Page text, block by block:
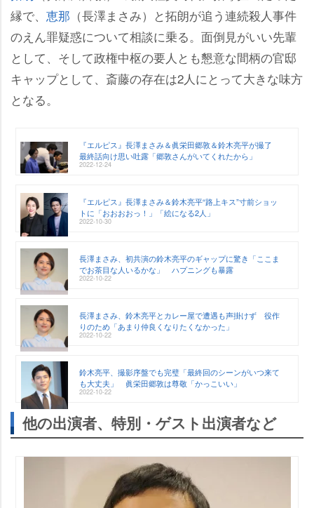
縁で、 恵那 （長澤まさみ）と拓朗が追う連続殺人事件
のえん罪疑惑について相談に乗る。面倒見がいい先輩
として、そして政権中枢の要人とも懇意な間柄の官邸
キャップとして、斎藤の存在は2人にとって大きな味方
となる。
『エルピス』長澤まさみ＆眞栄田郷敦＆鈴木亮平が撮了
最終話向け思い吐露「郷敦さんがいてくれたから」
2022-12-24
『エルピス』長澤まさみ＆鈴木亮平“路上キス”寸前ショッ
トに「おおおおっ！」「絵になる2人」
2022-10-30
長澤まさみ、初共演の鈴木亮平のギャップに驚き「ここま
でお茶目な人いるかな」 ハプニングも暴露
2022-10-22
長澤まさみ、鈴木亮平とカレー屋で遭遇も声掛けず 役作
りのため「あまり仲良くなりたくなかった」
2022-10-22
鈴木亮平、撮影序盤でも完璧「最終回のシーンがいつ来て
も大丈夫」 眞栄田郷敦は尊敬「かっこいい」
2022-10-22
他の出演者、特別・ゲスト出演者など